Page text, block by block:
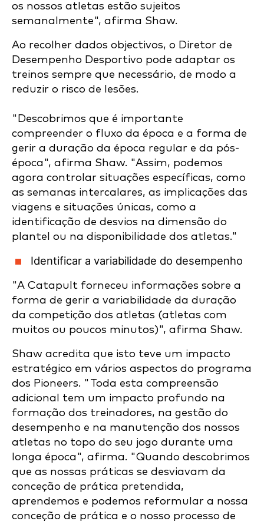
os nossos atletas estão sujeitos
semanalmente", afirma Shaw.
Ao recolher dados objectivos, o Diretor de
Desempenho Desportivo pode adaptar os
treinos sempre que necessário, de modo a
reduzir o risco de lesões.
"Descobrimos que é importante
compreender o fluxo da época e a forma de
gerir a duração da época regular e da pós-
época", afirma Shaw. "Assim, podemos
agora controlar situações específicas, como
as semanas intercalares, as implicações das
viagens e situações únicas, como a
identificação de desvios na dimensão do
plantel ou na disponibilidade dos atletas."
Identificar a variabilidade do desempenho
"A Catapult forneceu informações sobre a
forma de gerir a variabilidade da duração
da competição dos atletas (atletas com
muitos ou poucos minutos)", afirma Shaw.
Shaw acredita que isto teve um impacto
estratégico em vários aspectos do programa
dos Pioneers. "Toda esta compreensão
adicional tem um impacto profundo na
formação dos treinadores, na gestão do
desempenho e na manutenção dos nossos
atletas no topo do seu jogo durante uma
longa época", afirma. "Quando descobrimos
que as nossas práticas se desviavam da
conceção de prática pretendida,
aprendemos e podemos reformular a nossa
conceção de prática e o nosso processo de